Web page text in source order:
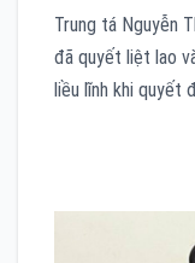
Trung tá Nguyễn
đã quyết liệt lao
liều lĩnh khi quyết